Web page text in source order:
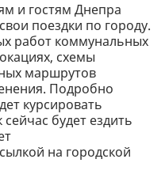
и гостям Днепра
поездки по городу.
работ коммунальных
схемы
маршрутов
Подробно
курсировать
будет ездить
на городской